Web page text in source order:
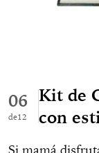
06
12
Kit de
con